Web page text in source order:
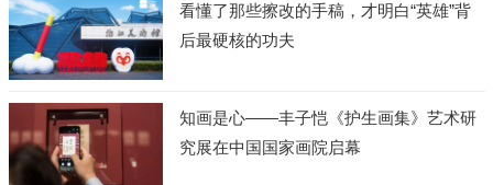
看懂了那些擦改的手稿，才明白“英雄”背
后最硬核的功夫
知画是心——丰子恺《护生画集》艺术研
究展在中国国家画院启幕